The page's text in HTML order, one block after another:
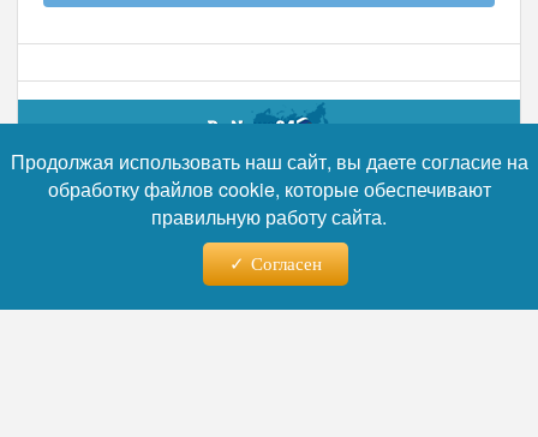
28.06.2026 - 18:27
Храм Успения Божией Матери
в Тверской области передали
Русской православной церкви
Продолжая использовать наш сайт, вы даете согласие на
обработку файлов cookie, которые обеспечивают
правильную работу сайта.
Согласен